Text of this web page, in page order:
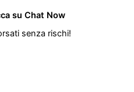
su Chat Now
senza rischi!